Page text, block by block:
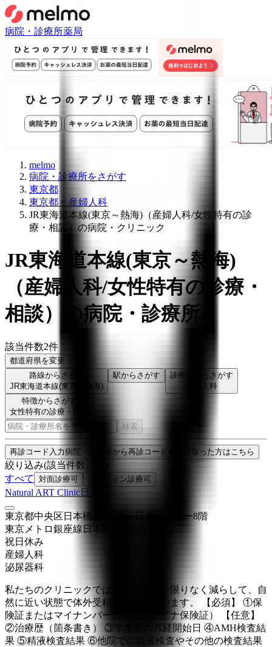
病院・診療所薬局
melmo
病院・診療所をさがす
東京都
東京都 × 産婦人科
JR東海道本線(東京～熱海)（産婦人科/女性特有の診
療・相談）の病院・クリニック
JR東海道本線(東京～熱海)
（産婦人科/女性特有の診療・
相談） の病院・診療所
該当件数2件
都道府県を変更
路線からさがす
JR東海道本線(東京～熱海)
駅からさがす
診療科からさがす
産婦人科
特徴からさがす
女性特有の診療・相談
検索
再診コード入力病院・診療所から再診コードを受け取った方はこちら
絞り込み(該当件数:
すべて
対面診療可 オンライン診療可
Natural ART Clinic日本橋
東京都中央区日本橋2-7-1 東京日本橋タワー8階
東京メトロ銀座線 日本橋
祝日 休み
産婦人科
泌尿器科
私たちのクリニックでは、薬や注射を限りなく減らして、自
然に近い状態で体外受精をおこっています。 【必須】 ①保
険証またはマイナンバーカード（マイナ保険証） 【任意】
②治療歴（箇条書き） ③半年分の月経開始日 ④AMH検査結
果 ⑤精液検査結果 ⑥他院での血液検査やその他の検査結果